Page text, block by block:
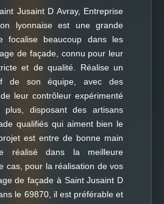
Jusaint D Avray, Entreprise
lyonnaise est une grande
focalise beaucoup dans les
de façade, connu pour leur
et de qualité. Réalise un
de son équipe, avec des
leur contrôleur expérimenté
disposant des artisans
qualifiés qui aiment bien le
est entre de bonne main
réalisé dans la meilleure
cas, pour la réalisation de vos
de façade à Saint Jusaint D
le 69870, il est préférable et